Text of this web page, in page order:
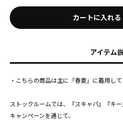
カートに入れる
アイテム
・こちらの商品は主に「春夏」に着用して
ストックルームでは、『スキャパ』『キ
キャンペーンを通じて、